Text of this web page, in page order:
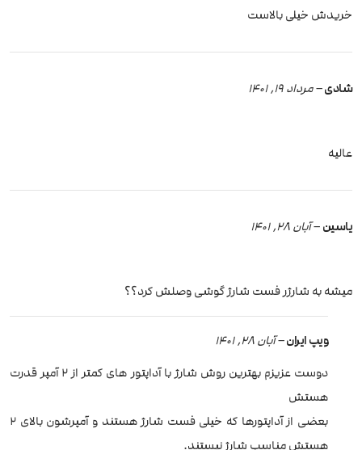
خریدش خیلی بالاست
شادی– مرداد 19, 1401
عالیه
یاسین–آبان 28, 1401
میشه به شارژر فست شارژ گوشی وصلش کرد؟؟
ویپ ایران–آبان 28, 1401
دوست عزیزم بهترین روش شارژ با آداپتور های کمتر از 2 آمپر قدرت
هستش
بعضی از آداپتورها که خیلی فست شارژ هستند و آمپرشون بالای 2
هستش مناسب شارژ نیستند.